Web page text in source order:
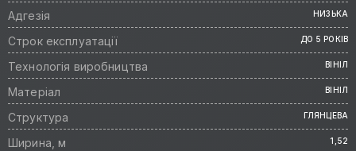
Адгезія НИЗЬКА
Строк експлуатації ДО 5 РОКІВ
Технологія виробництва ВІНІЛ
Матеріал ВІНІЛ
Структура ГЛЯНЦЕВА
Ширина, м 1,52